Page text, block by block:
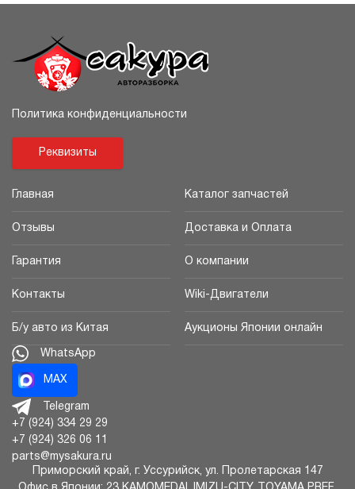
Политика конфиденциальности
Реквизиты
Главная Каталог запчастей
Отзывы Доставка и Оплата
Гарантия О компании
Контакты Wiki-Двигатели
Б/у авто из Китая Аукционы Японии онлайн
WhatsApp
MAX
Telegram
+7 (924) 334 29 29
+7 (924) 326 06 11
parts@mysakura.ru
Приморский край, г. Уссурийск, ул. Пролетарская 147